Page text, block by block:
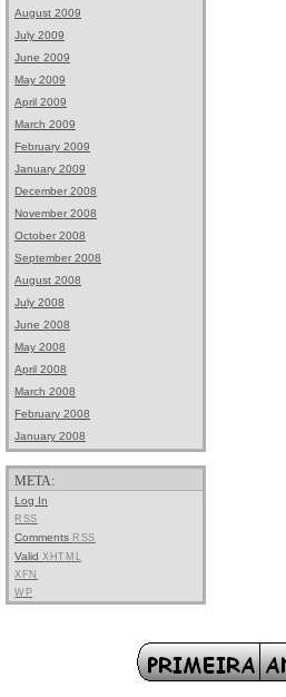
August 2009
July 2009
June 2009
May 2009
April 2009
March 2009
February 2009
January 2009
December 2008
November 2008
October 2008
September 2008
August 2008
July 2008
June 2008
May 2008
April 2008
March 2008
February 2008
January 2008
META:
Log In
RSS
Comments RSS
Valid XHTML
XFN
WP